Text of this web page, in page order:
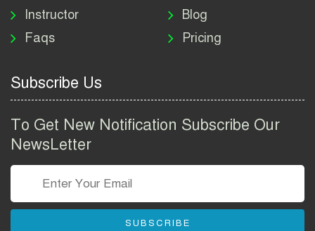
পাসপোর্ট করতে কি কি লাগে
২০২৬ | ই-পাসপোর্ট আবেদন ও
Group Job Circular 2026
তথ্য অধিদপ্তর নিয়োগ বিজ্ঞপ্তি
Instructor
Faqs
Blog
Pricing
Subscribe Us
To Get New Notification Subscribe Our
NewsLetter
SUBSCRIBE